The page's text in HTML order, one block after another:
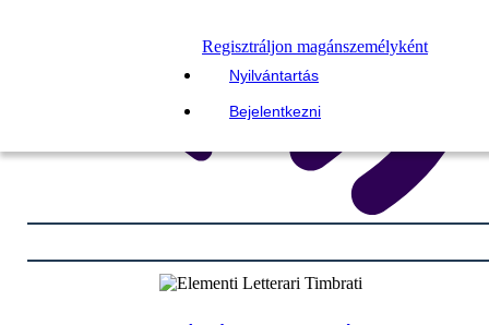
Regisztráljon magánszemélyként
Nyilvántartás
Bejelentkezni